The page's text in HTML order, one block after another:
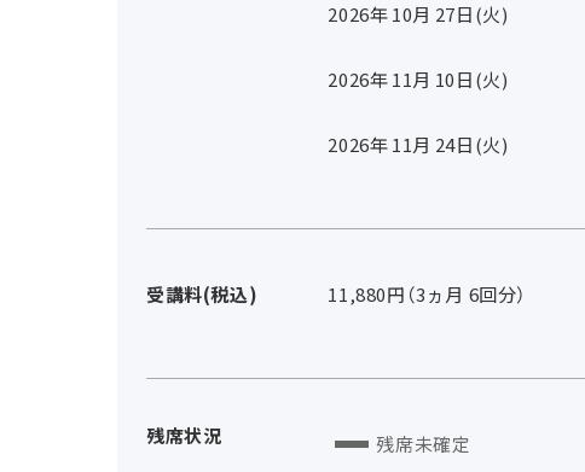
2026年10月 27日(火)
2026年11月 10日(火)
2026年11月 24日(火)
受講料(税込) 11,880円（3ヵ月 6回分）
残席状況 残席未確定